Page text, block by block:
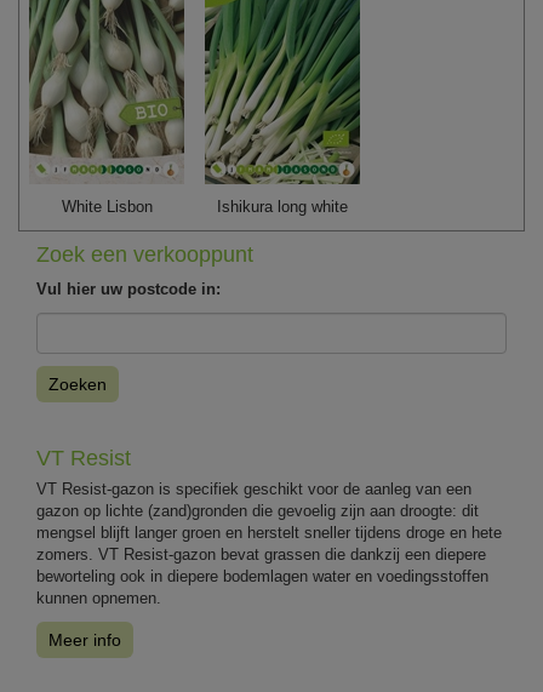
White Lisbon Ishikura long white
Zoek een verkooppunt
Vul hier uw postcode in:
Zoeken
VT Resist
VT Resist-gazon is specifiek geschikt voor de aanleg van een
gazon op lichte (zand)gronden die gevoelig zijn aan droogte: dit
mengsel blijft langer groen en herstelt sneller tijdens droge en hete
zomers. VT Resist-gazon bevat grassen die dankzij een diepere
beworteling ook in diepere bodemlagen water en voedingsstoffen
kunnen opnemen.
Meer info